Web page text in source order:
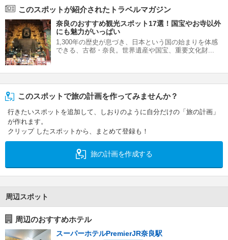
このスポットが紹介されたトラベルマガジン
奈良のおすすめ観光スポット17選！国宝やお寺以外
にも魅力がいっぱい
1,300年の歴史が息づき、日本という国の始まりを体感
できる、古都・奈良。世界遺産や国宝、重要文化財...
このスポットで旅の計画を作ってみませんか？
行きたいスポットを追加して、しおりのように自分だけの「旅の計画」
が作れます。
クリップ したスポットから、まとめて登録も！
旅の計画を作成する
周辺スポット
周辺のおすすめホテル
スーパーホテルPremierJR奈良駅